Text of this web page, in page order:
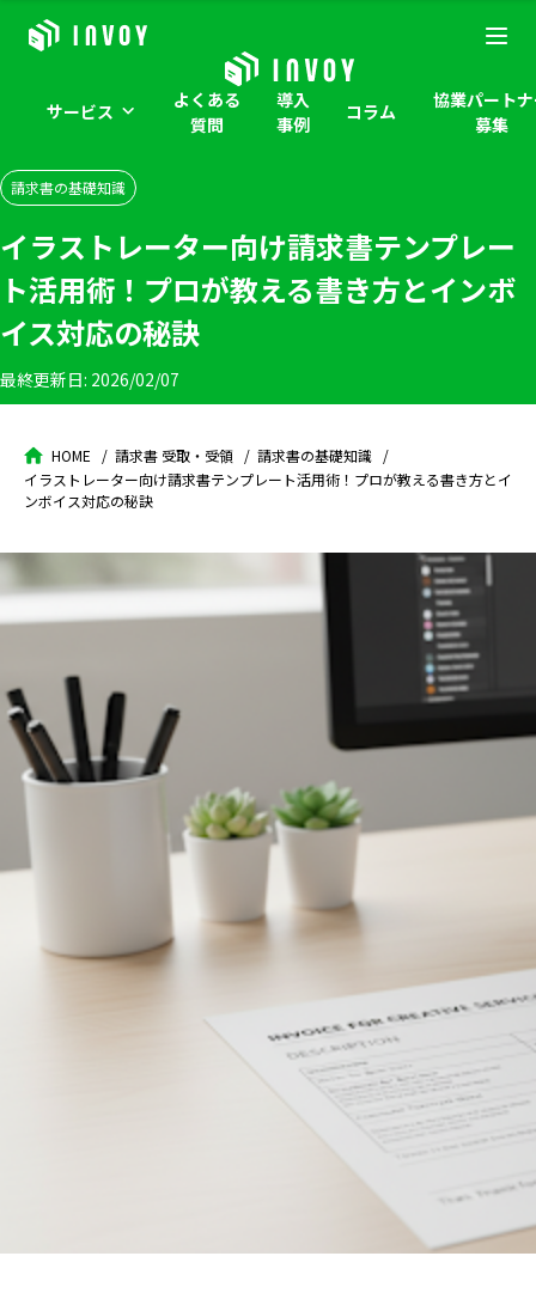
サービス
よくある
質問
導入
事例
コラム
協業パート
募集
請求書の基礎知識
イラストレーター向け請求書テンプレー
ト活用術！プロが教える書き方とインボ
イス対応の秘訣
最終更新日: 2026/02/07
HOME 請求書 受取・受領
請求書の基礎知識
イラストレーター向け請求書テンプレート活用術！プロが教える書き方とイ
ンボイス対応の秘訣